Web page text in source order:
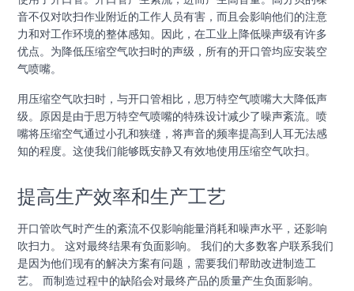
音不仅对吹扫作业附近的工作人员有害，而且会影响他们的注意
力和对工作环境的整体感知。因此，在工业上降低噪声级有许多
优点。为降低压缩空气吹扫时的声级，所有的开口管均应安装空
气喷嘴。
用压缩空气吹扫时，与开口管相比，思万特空气喷嘴大大降低声
级。原因是由于思万特空气喷嘴的特殊设计减少了噪声紊流。喷
嘴将压缩空气通过小孔和狭缝，将声音的频率提高到人耳无法感
知的程度。这使我们能够既安静又有效地使用压缩空气吹扫。
提高生产效率和生产工艺
开口管吹气时产生的紊流不仅影响能量消耗和噪声水平，还影响
吹扫力。 这对最终结果有负面影响。 我们的大多数客户联系我们
是因为他们现有的解决方案有问题，需要我们帮助改进制造工
艺。 而制造过程中的缺陷会对最终产品的质量产生负面影响。